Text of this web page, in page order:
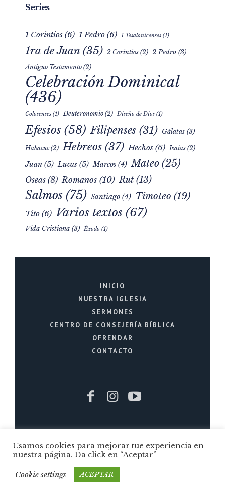
Series
1 Corintios (6) 1 Pedro (6) 1 Tesalonicenses (1)
1ra de Juan (35) 2 Corintios (2) 2 Pedro (3)
Antiguo Testamento (2)
Celebración Dominical
(436)
Colosenses (1) Deuteronomio (2) Diseño de Dios (1)
Efesios (58) Filipenses (31) Gálatas (3)
Habacuc (2) Hebreos (37) Hechos (6) Isaías (2)
Juan (5) Lucas (5) Marcos (4) Mateo (25)
Oseas (8) Romanos (10) Rut(13)
Salmos (75) Santiago (4) Timoteo (19)
Tito (6) Varios textos (67)
Vida Cristiana (3) Éxodo (1)
INICIO
NUESTRA IGLESIA
SERMONES
CENTRO DE CONSEJERÍA BÍBLICA
OFRENDAR
CONTACTO
los Derechos Reservados / Quito - Ecuador
Usamos cookies para mejorar tue experiencia en
nuestra página. Da click en “Aceptar”
Cookie settings ACEPTAR